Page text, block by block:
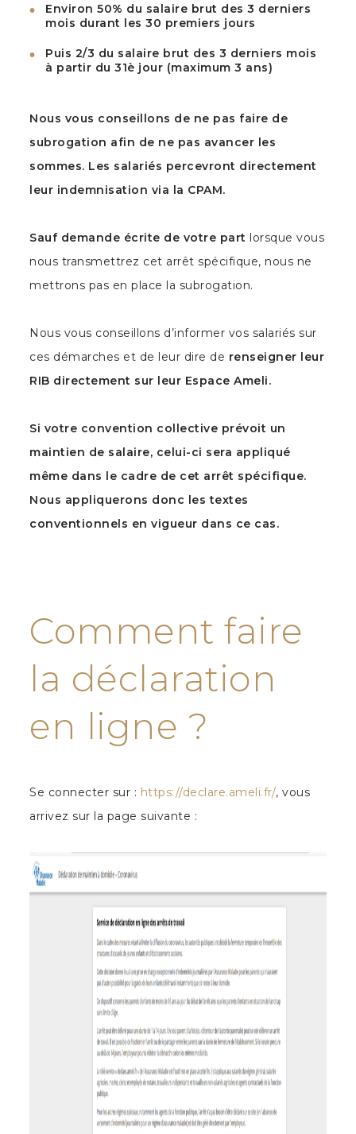
Environ 50% du salaire brut des 3 derniers
mois durant les 30 premiers jours
Puis 2/3 du salaire brut des 3 derniers mois
à partir du 31è jour (maximum 3 ans)
Nous vous conseillons de ne pas faire de
subrogation afin de ne pas avancer les
sommes. Les salariés percevront directement
leur indemnisation via la CPAM.
Sauf demande écrite de votre part lorsque vous
nous transmettrez cet arrêt spécifique, nous ne
mettrons pas en place la subrogation.
Nous vous conseillons d’informer vos salariés sur
ces démarches et de leur dire de renseigner leur
RIB directement sur leur Espace Ameli.
Si votre convention collective prévoit un
maintien de salaire, celui-ci sera appliqué
même dans le cadre de cet arrêt spécifique.
Nous appliquerons donc les textes
conventionnels en vigueur dans ce cas.
Comment faire
la déclaration
en ligne ?
Se connecter sur : https://declare.ameli.fr/, vous
arrivez sur la page suivante :